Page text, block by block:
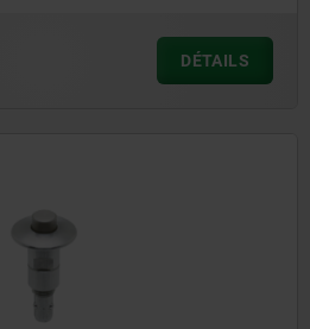
DÉTAILS